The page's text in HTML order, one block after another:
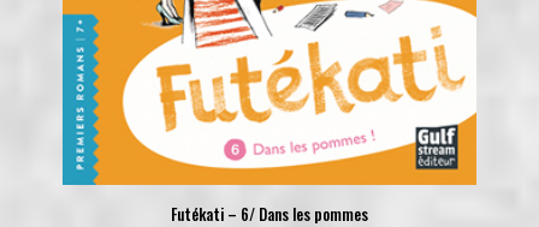
Futékati – 6/ Dans les pommes